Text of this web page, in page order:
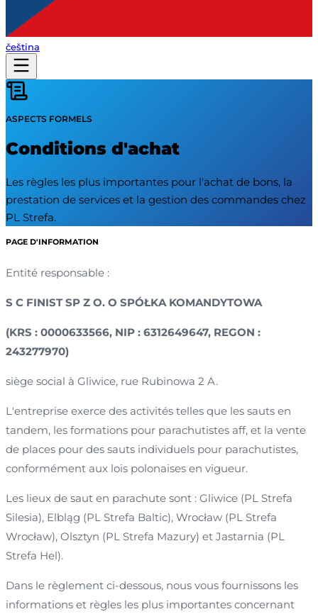
čeština
ASPECTS FORMELS
Conditions d'achat
Les règles les plus importantes pour l'achat de bons, la
prestation de services et la gestion des commandes chez
PL Strefa.
PAGE D'INFORMATION
Entité responsable :
S C FINIST SP Z O. O SPÓŁKA KOMANDYTOWA
(KRS : 0000633566, NIP : 6312649647, REGON :
243277970)
siège social à Gliwice, rue Rubinowa 2 A.
L'entreprise exerce des activités telles que les sauts en
tandem, les formations pour parachutistes aff, et la vente
de places pour des sauts individuels pour parachutistes,
conformément aux lois polonaises en vigueur.
Les lieux de saut en parachute sont : Gliwice (PL Strefa
Silesia), Elbląg (PL Strefa Baltic), Wrocław (PL Strefa
Wrocław), Olsztyn (PL Strefa Mazury) et Jastarnia (PL
Strefa Hel).
Dans le règlement ci-dessous, nous vous fournissons les
informations et règles les plus importantes concernant